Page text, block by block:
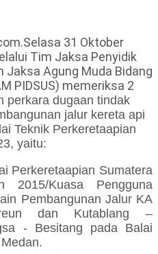
31 Oktober
Tim Jaksa Penyidik
Jaksa Agung Muda Bidang
PIDSUS) memeriksa 2
perkara dugaan tindak
jalur kereta api
Teknik Perkeretaapian
yaitu:
Perkeretaapian Sumatera
2015/Kuasa Pengguna
Pembangunan Jalur KA
dan Kutablang –
- Besitang pada Balai
.